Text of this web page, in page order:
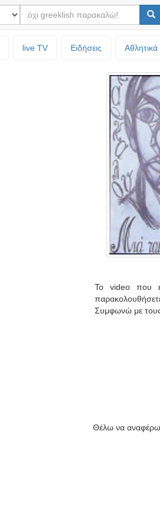
live TV Ειδήσεις Αθλητικά
Το video που
Συμφωνώ με
Θέλω να αναφέρω